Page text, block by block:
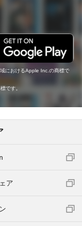
におけるApple Inc.の商標で
です。
ア